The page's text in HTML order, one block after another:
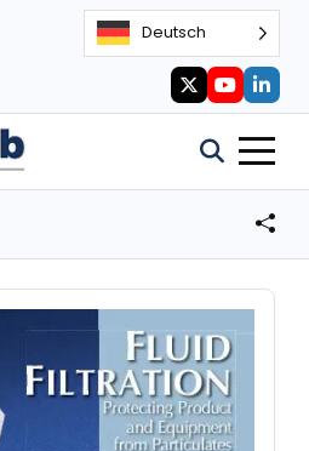
Deutsch